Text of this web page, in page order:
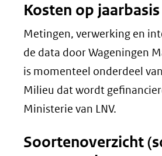
Kosten op jaarbasis
Metingen, verwerking en
de data door Wageningen
is momenteel onderdeel
Milieu dat wordt
Ministerie van LNV.
Soortenoverzicht